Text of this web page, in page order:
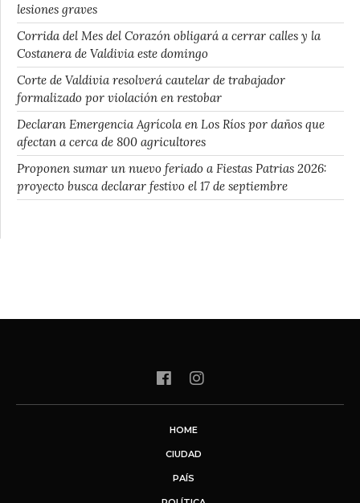
lesiones graves
Corrida del Mes del Corazón obligará a cerrar calles y la
Costanera de Valdivia este domingo
Corte de Valdivia resolverá cautelar de trabajador
formalizado por violación en restobar
Declaran Emergencia Agrícola en Los Ríos por daños que
afectan a cerca de 800 agricultores
Proponen sumar un nuevo feriado a Fiestas Patrias 2026:
proyecto busca declarar festivo el 17 de septiembre
HOME
CIUDAD
PAÍS